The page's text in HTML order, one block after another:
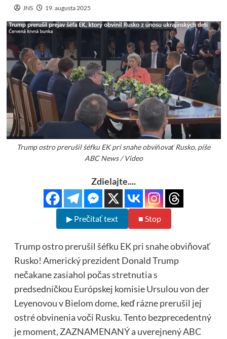
JNS 19. augusta 2025
Trump ostro prerušil šéfku EK pri snahe obviňovať Rusko, píše
ABC News / Video
Zdielajte....
▶ Prečítať text ■ Stop
Trump ostro prerušil šéfku EK pri snahe obviňovať
Rusko! Americký prezident Donald Trump
nečakane zasiahol počas stretnutia s
predsedníčkou Európskej komisie Ursulou von der
Leyenovou v Bielom dome, keď rázne prerušil jej
ostré obvinenia voči Rusku. Tento bezprecedentný
je moment, ZAZNAMENANÝ a uverejnený ABC